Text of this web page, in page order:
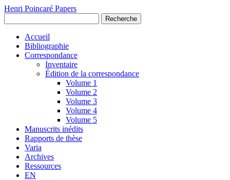
Henri Poincaré Papers
Recherche
Accueil
Bibliographie
Correspondance
Inventaire
Édition de la correspondance
Volume 1
Volume 2
Volume 3
Volume 4
Volume 5
Manuscrits inédits
Rapports de thèse
Varia
Archives
Ressources
EN